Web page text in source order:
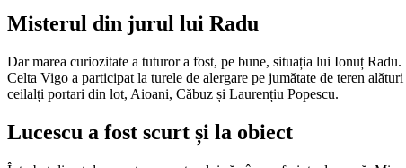
Misterul din jurul lui Radu
Dar marea curiozitate a tuturor a fost, pe bune, situația lui Ionuț
Celta Vigo a participat la turele de alergare pe jumătate de teren
ceilalți portari din lot, Aioani, Căbuz și Laurențiu Popescu.
Lucescu a fost scurt și la obiect